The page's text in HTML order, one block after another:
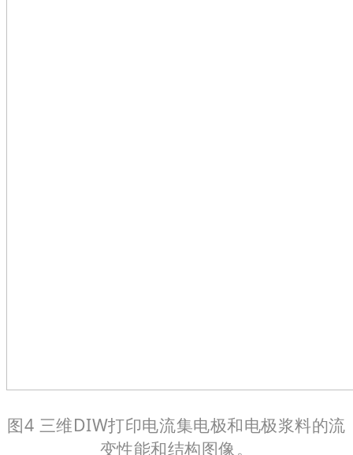
图4 三维DIW打印电流集电极和电极浆料的流
变性能和结构图像。